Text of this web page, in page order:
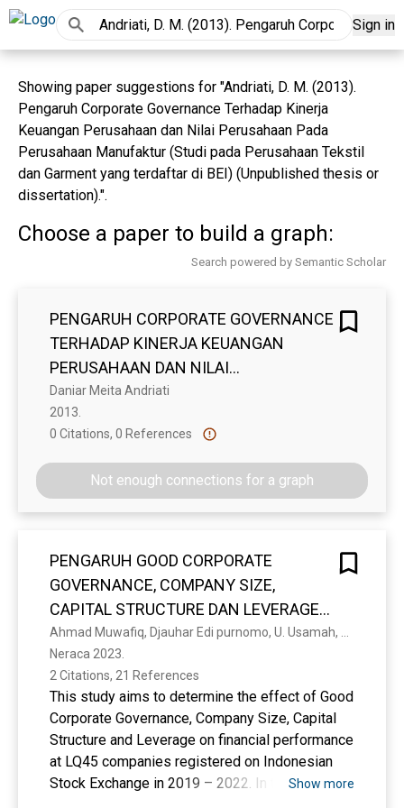
Sign in
Showing paper suggestions for "Andriati, D. M. (2013).
Pengaruh Corporate Governance Terhadap Kinerja
Keuangan Perusahaan dan Nilai Perusahaan Pada
Perusahaan Manufaktur (Studi pada Perusahaan Tekstil
dan Garment yang terdaftar di BEI) (Unpublished thesis or
dissertation).".
Choose a paper to build a graph:
Search powered by Semantic Scholar
PENGARUH CORPORATE GOVERNANCE
TERHADAP KINERJA KEUANGAN
PERUSAHAAN DAN NILAI
PERUSAHAAN PADA PERUSAHAAN
MANUFAKTUR(Studi pada Perusahaan
Tekstil dan Garment yang terdaftar di
BEI)
Daniar Meita Andriati
2013.
0 Citations, 0 References
Not enough connections for a graph
PENGARUH GOOD CORPORATE
GOVERNANCE, COMPANY SIZE,
CAPITAL STRUCTURE DAN LEVERAGE
TERHADAP KINERJA KEUANGAN PADA
PERUSAHAAN LQ45 YANG TERDAFTAR
DI BURSA EFEK INDONESIA TAHUN
2019 – 2022
Neraca 2023.
2 Citations, 21 References
This study aims to determine the effect of Good
Corporate Governance, Company Size, Capital
Structure and Leverage on financial performance
at LQ45 companies registered on Indonesian
Stock Exchange in 2019 – 2022. In this case,
Show more